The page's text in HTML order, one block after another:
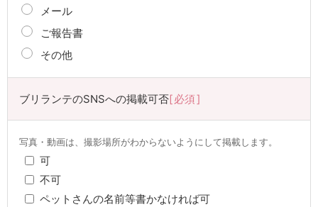
メール
ご報告書
その他
ブリランテのSNSへの掲載可否 必須
写真・動画は、撮影場所がわからないようにして掲載します。
可
不可
ペットさんの名前等書かなければ可